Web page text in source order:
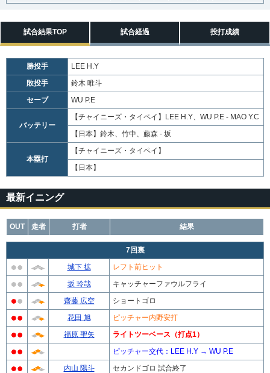
試合結果TOP 試合経過 投打成績
勝投手
LEE H.Y
敗投手
鈴木 唯斗
セーブ
WU P.E
バッテリー
【チャイニーズ・タイペイ】
LEE H.Y、WU P.E - MAO Y.C
【日本】 鈴木、竹中、藤森 - 坂
本塁打
【チャイニーズ・タイペイ】
【日本】
最新イニング
OUT 走者 打者 結果
7回裏
城下 拡
レフト前ヒット
坂 玲哉
キャッチャーファウルフライ
齋藤 広空
ショートゴロ
花田 旭
ピッチャー内野安打
福原 聖矢
ライトツーベース（打点1）
ピッチャー交代：LEE H.Y → WU P.E
内山 陽斗
セカンドゴロ 試合終了